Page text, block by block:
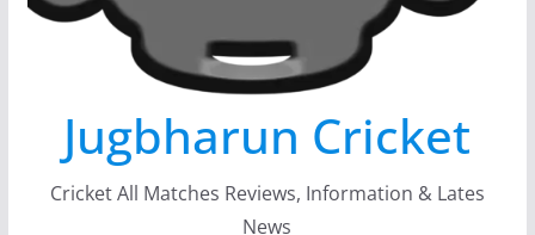
Jugbharun Cricket
Cricket All Matches Reviews, Information & Lates
News